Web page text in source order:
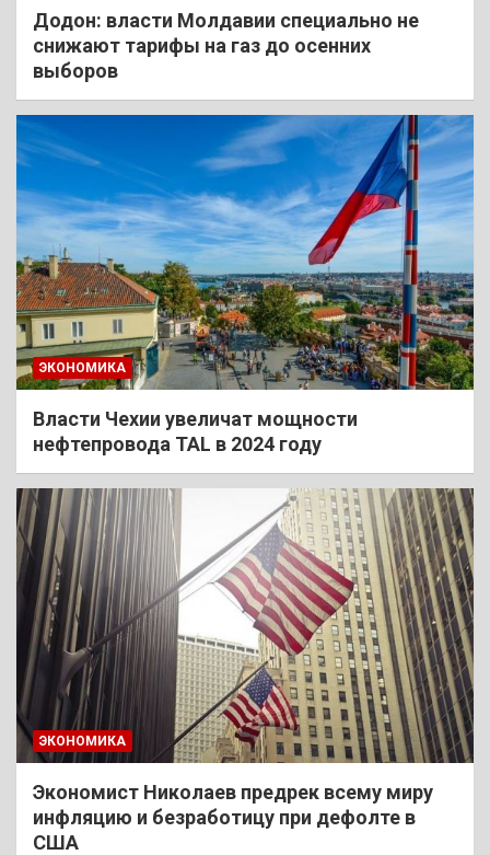
Додон: власти Молдавии специально не
снижают тарифы на газ до осенних
выборов
ЭКОНОМИКА
Власти Чехии увеличат мощности
нефтепровода TAL в 2024 году
ЭКОНОМИКА
Экономист Николаев предрек всему миру
инфляцию и безработицу при дефолте в
США